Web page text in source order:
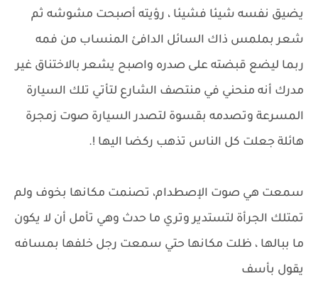
يضيق نفسه شيئا فشيئا ، رؤيته أصبحت مشوشه ثم
شعر بملمس ذاك السائل الدافئ المنساب من فمه
ربما ليضع قبضته على صدره واصبح يشعر بالاختناق غير
مدرك أنه منحني في منتصف الشارع لتأتي تلك السيارة
المسرعة وتصدمه بقسوة لتصدر السيارة صوت زمجرة
هائلة جعلت كل الناس تذهب ركضا اليها !.
سمعت هي صوت الإصطدام، تصنمت مكانها بخوف ولم
تمتلك الجرأة لتستدير وتري ما حدث وهي تأمل أن لا يكون
ما ببالها ، ظلت مكانها حتي سمعت رجل خلفها بمسافه
يقول بأسف